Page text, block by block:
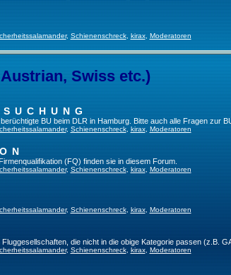
, Schienenschreck, kirax, Moderatoren
Swiss etc.)
BU beim DLR in Hamburg. Bitte auch alle Fragen zur
, Schienenschreck, kirax, Moderatoren
(FQ) finden sie in diesem Forum.
, Schienenschreck, kirax, Moderatoren
, Schienenschreck, kirax, Moderatoren
die nicht in die obige Kategorie passen (z.B.
, Schienenschreck, kirax, Moderatoren